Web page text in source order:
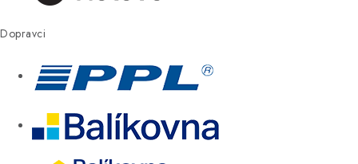
Dopravci